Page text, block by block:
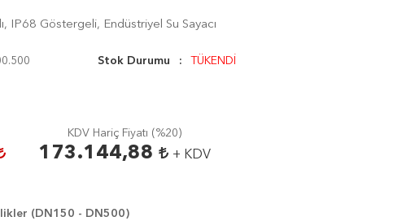
IP68 Göstergeli, Endüstriyel Su Sayacı
Stok Durumu TÜKENDİ
KDV Hariç Fiyatı ( %20 )
173.144,88 + KDV
(DN150 - DN500)